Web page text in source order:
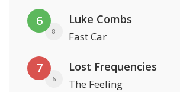
6
8
Luke Combs
Fast Car
7
6
Lost Frequencies
The Feeling